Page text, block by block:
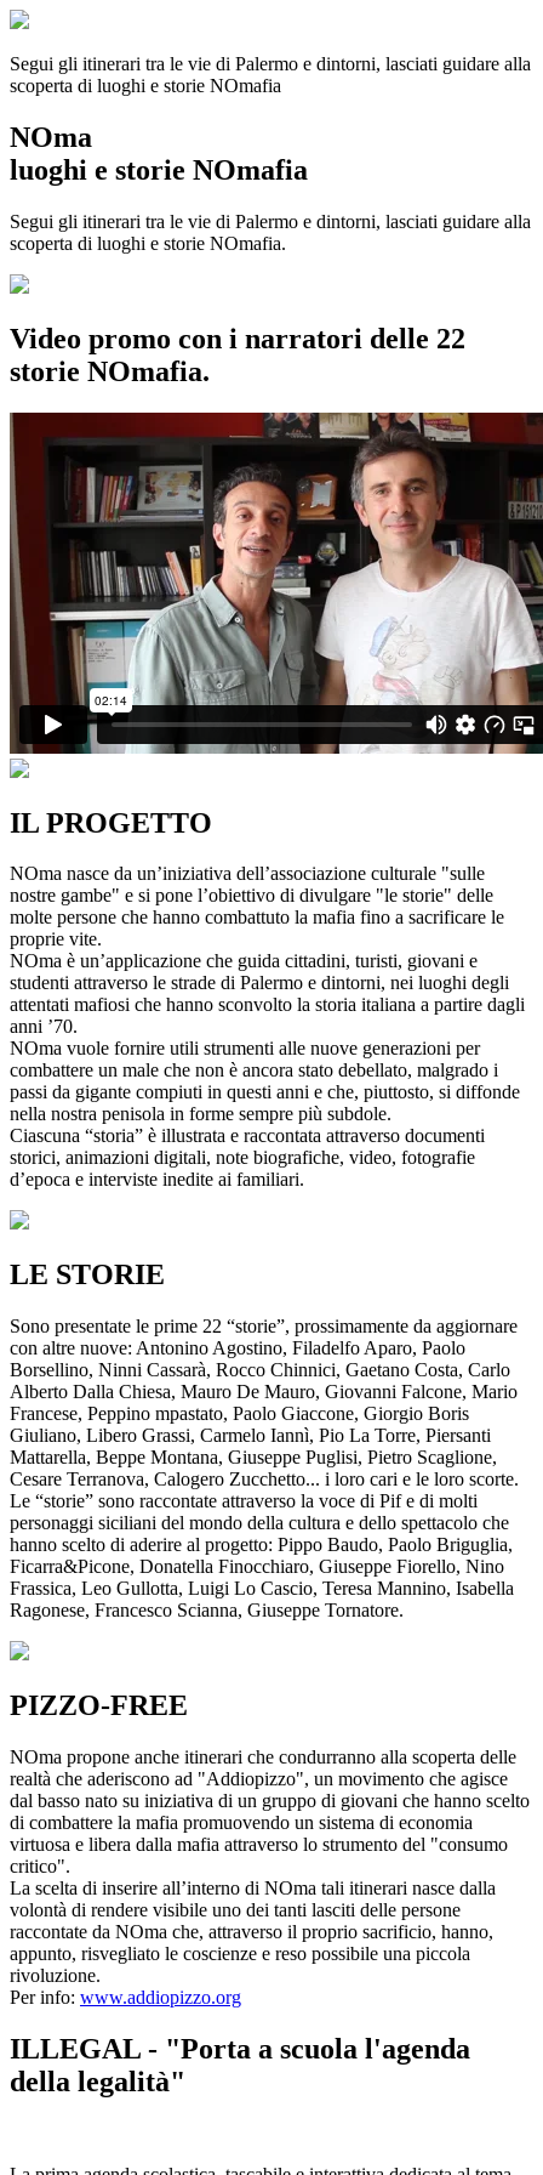
Segui gli itinerari tra le vie di Palermo e dintorni, lasciati guidare alla
scoperta di luoghi e storie NOmafia
NOma
luoghi e storie NOmafia
Segui gli itinerari tra le vie di Palermo e dintorni, lasciati guidare alla
scoperta di luoghi e storie NOmafia.
Video promo con i narratori delle 22
storie NOmafia.
IL PROGETTO
NOma nasce da un’iniziativa dell’associazione culturale "sulle
nostre gambe" e si pone l’obiettivo di divulgare "le storie" delle
molte persone che hanno combattuto la mafia fino a sacrificare le
proprie vite.
NOma è un’applicazione che guida cittadini, turisti, giovani e
studenti attraverso le strade di Palermo e dintorni, nei luoghi degli
attentati mafiosi che hanno sconvolto la storia italiana a partire dagli
anni ’70.
NOma vuole fornire utili strumenti alle nuove generazioni per
combattere un male che non è ancora stato debellato, malgrado i
passi da gigante compiuti in questi anni e che, piuttosto, si diffonde
nella nostra penisola in forme sempre più subdole.
Ciascuna “storia” è illustrata e raccontata attraverso documenti
storici, animazioni digitali, note biografiche, video, fotografie
d’epoca e interviste inedite ai familiari.
LE STORIE
Sono presentate le prime 22 “storie”, prossimamente da aggiornare
con altre nuove: Antonino Agostino, Filadelfo Aparo, Paolo
Borsellino, Ninni Cassarà, Rocco Chinnici, Gaetano Costa, Carlo
Alberto Dalla Chiesa, Mauro De Mauro, Giovanni Falcone, Mario
Francese, Peppino mpastato, Paolo Giaccone, Giorgio Boris
Giuliano, Libero Grassi, Carmelo Iannì, Pio La Torre, Piersanti
Mattarella, Beppe Montana, Giuseppe Puglisi, Pietro Scaglione,
Cesare Terranova, Calogero Zucchetto... i loro cari e le loro scorte.
Le “storie” sono raccontate attraverso la voce di Pif e di molti
personaggi siciliani del mondo della cultura e dello spettacolo che
hanno scelto di aderire al progetto: Pippo Baudo, Paolo Briguglia,
Ficarra&Picone, Donatella Finocchiaro, Giuseppe Fiorello, Nino
Frassica, Leo Gullotta, Luigi Lo Cascio, Teresa Mannino, Isabella
Ragonese, Francesco Scianna, Giuseppe Tornatore.
PIZZO-FREE
NOma propone anche itinerari che condurranno alla scoperta delle
realtà che aderiscono ad "Addiopizzo", un movimento che agisce
dal basso nato su iniziativa di un gruppo di giovani che hanno scelto
di combattere la mafia promuovendo un sistema di economia
virtuosa e libera dalla mafia attraverso lo strumento del "consumo
critico".
La scelta di inserire all’interno di NOma tali itinerari nasce dalla
volontà di rendere visibile uno dei tanti lasciti delle persone
raccontate da NOma che, attraverso il proprio sacrificio, hanno,
appunto, risvegliato le coscienze e reso possibile una piccola
rivoluzione.
Per info: www.addiopizzo.org
ILLEGAL - "Porta a scuola l'agenda
della legalità"